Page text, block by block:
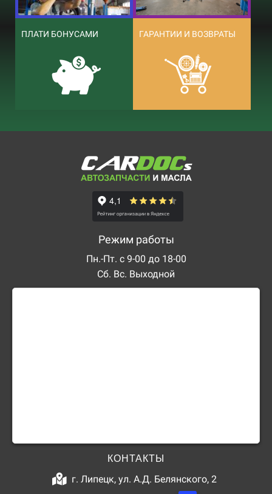
ПЛАТИ БОНУСАМИ ГАРАНТИИ И ВОЗВРАТЫ
Режим работы
Пн.-Пт. с 9-00 до 18-00
Сб. Вс. Выходной
КОНТАКТЫ
г. Липецк, ул. А.Д. Белянского, 2